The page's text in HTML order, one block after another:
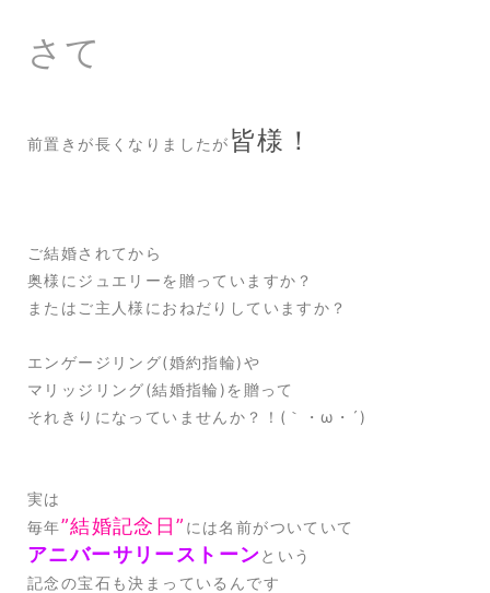
さて
前置きが長くなりましたが 皆様！
ご結婚されてから
奥様にジュエリーを贈っていますか？
またはご主人様におねだりしていますか？
エンゲージリング(婚約指輪)や
マリッジリング(結婚指輪)を贈って
それきりになっていませんか？！(｀・ω・´)
実は
毎年”結婚記念日” には名前がついていて
アニバーサリーストーンという
記念の宝石も決まっているんです